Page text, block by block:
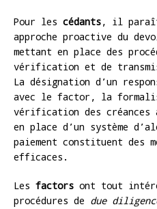
Pour les cédants, il paraît
approche proactive du
mettant en place des
vérification et de
La désignation d’un
avec le factor, la
vérification des créances
en place d’un système
paiement constituent des
efficaces.
Les factors ont tout
procédures de due